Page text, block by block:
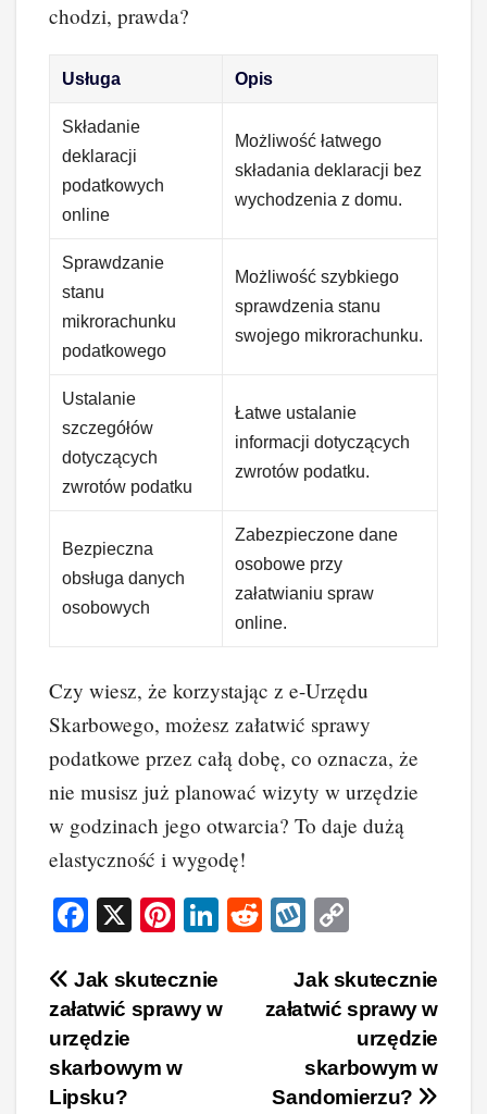
chodzi, prawda?
Usługa Opis
Składanie
deklaracji
podatkowych
online
Możliwość łatwego
składania deklaracji bez
wychodzenia z domu.
Sprawdzanie
stanu
mikrorachunku
podatkowego
Możliwość szybkiego
sprawdzenia stanu
swojego mikrorachunku.
Ustalanie
szczegółów
dotyczących
zwrotów podatku
Łatwe ustalanie
informacji dotyczących
zwrotów podatku.
Bezpieczna
obsługa danych
osobowych
Zabezpieczone dane
osobowe przy
załatwianiu spraw
online.
Czy wiesz, że korzystając z e-Urzędu
Skarbowego, możesz załatwić sprawy
podatkowe przez całą dobę, co oznacza, że
nie musisz już planować wizyty w urzędzie
w godzinach jego otwarcia? To daje dużą
elastyczność i wygodę!
F
c
e
b
o
X
Pi
er
e
st
Li
e
R
di
W
o
p
p
y
Li
n
Nawigacja
wpisu
Jak skutecznie
załatwić sprawy w
urzędzie
skarbowym w
Sandomierzu?
Jak skutecznie
załatwić sprawy w
urzędzie
skarbowym w
Lipsku?